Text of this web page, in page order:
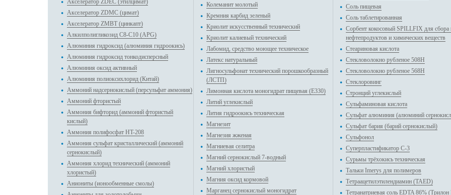
Акселератор ZDEC (этилцимат)
Акселератор ZDMC (цимат)
Акселератор ZMBT (цинкапт)
Алкилполигликозид С8-С10 (APG)
Алюминия гидроксид (алюминия гидроокись)
Алюминия гидроксид тонкодисперсный
Алюминия оксид активный
Алюминия полиоксихлорид (Китай)
Аммоний надсернокислый (персульфат аммония)
Аммоний фтористый
Аммония бифторид (аммоний фтористый
кислый)
Аммония полифосфат HT-208
Аммония сульфат кристаллический (аммоний
сернокислый)
Аммония хлорид технический (аммоний
хлористый)
Аниониты (ионообменные смолы)
Колеманит молотый
Кремния карбид зеленый
Криолит искусственный технический
Криолит калиевый технический
Лабомид, средство моющее техническое
Латекс натуральный
Лигносульфонат технический порошкообразный
(ЛСТП)
Лимонная кислота моногидрат пищевая (E330)
Литий углекислый
Лития гидроокись техническая
Магнезит
Магнезия жженая
Магниевая селитра
Магний сернокислый 7-водный
Магний хлористый
Магния оксид кормовой
Марганец сернокислый моногидрат
Соль пищевая
Соль таблетированная
Сорбент кокосовый SPILLFIX для сбора
нефтепродуктов и химических веществ
Стеариновая кислота
Стекловолокно рубленое 508H
Стекловолокно рубленое 568H
Стеклоровинг
Стронций углекислый
Сульфаминовая кислота
Сульфат алюминия (алюминий
Сульфат бария (барий сернокислый)
Сульфонол
Суперпластификатор С-3
Сурьмы трёхокись техническая
Тальки Imerys для полимеров
Тетраацетилэтилендиамин (TAED)
Тетранатриевая соль EDTA 86% (Трилон